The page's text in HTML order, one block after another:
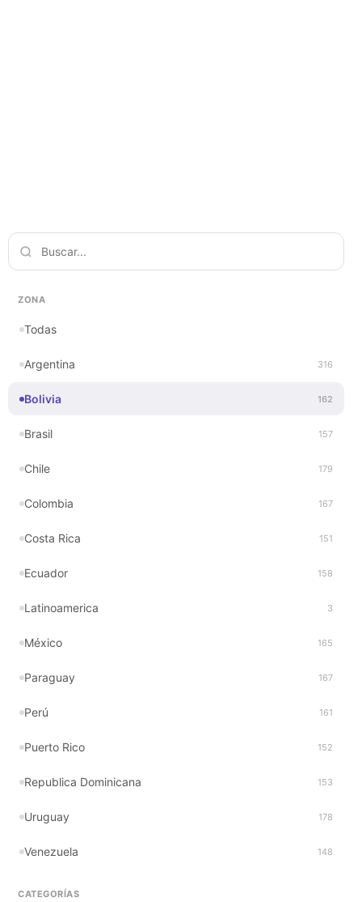
ZONA
Todas
Argentina 316
Bolivia 162
Brasil 157
Chile 179
Colombia 167
Costa Rica 151
Ecuador 158
Latinoamerica 3
México 165
Paraguay 167
Perú 161
Puerto Rico 152
Republica Dominicana 153
Uruguay 178
Venezuela 148
CATEGORÍAS